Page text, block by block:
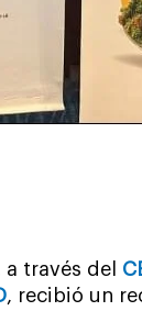
través del
, recibió un